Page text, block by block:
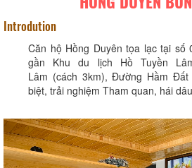
Introdution
Căn hộ Hồng Duyên tọa lạc tại số
gần Khu du lịch Hồ Tuyền
Lâm (cách 3km), Đường Hầm
biệt, trải nghiệm Tham quan, hái